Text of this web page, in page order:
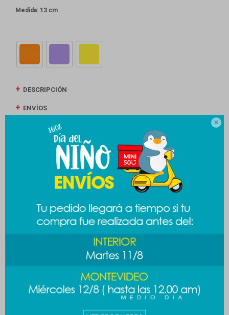

Medida: 13 cm
DESCRIPCIÓN
ENVÍOS
CAMBIOS Y DEVOLUCIONES
MEDIOS DE PAGO
Productos que te pueden interesar